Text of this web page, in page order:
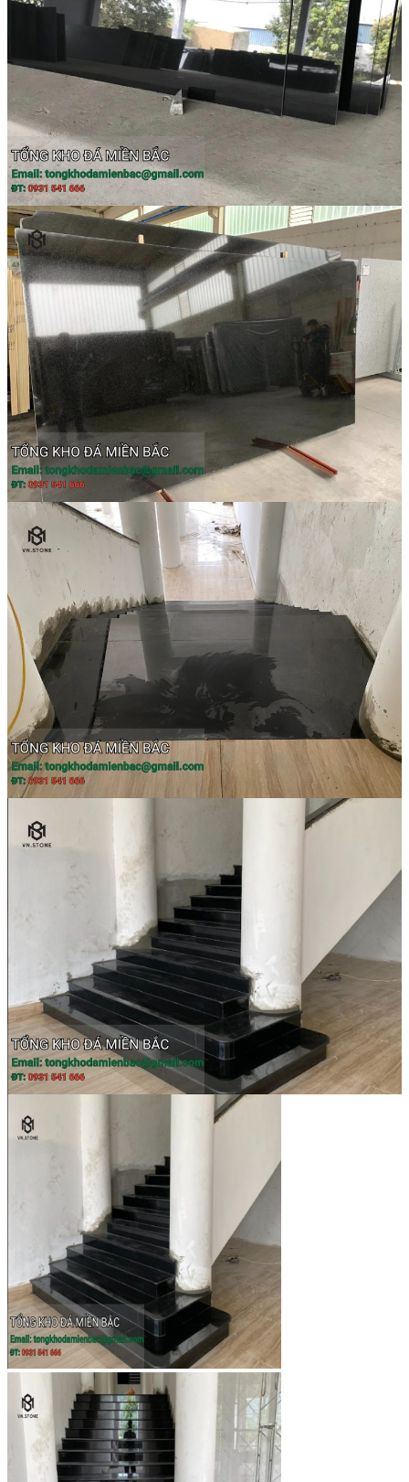
Đá Limestone
Hoa Văn Đá
Đá Ốp Mặt Tiền
Đá Quartz Alpilus
Đá Alpilus Brazil
Đá tự nhiên
Đá Thạch Anh
Đá Nhân Tạo
Đá Cầu Thang
Đá Cầu Thang
Đá Bàn Bếp
Đá Bàn Bếp
Đá Lát Nền
Đá Bàn Bếp Cao Cấp
Đá Ốp
Đá Ốp Bếp
Đá Ốp Mặt Tiền
Đá Ốp Cột
Đá Ốp Mộ
Đá Ốp Thang Máy
Đá Ốp Bàn Bếp Nhân Tạo
Đá Ốp Bếp Tự Nhiên
Tranh đá
Tranh Đá Granite Đối Xứng
Tranh Đá Marble Đối Xứng
Tranh Đá Sơn Thủy Xuyên Sáng
Tranh Đá Thạch Anh Đối Xứng
Tranh Đá Xuyên Sáng Onyx
Vách Tivi ỐP Đá Cao Cấp
Đá Nhân Tạo
0
Giỏ hàng
Chưa có sản phẩm trong giỏ hàng.